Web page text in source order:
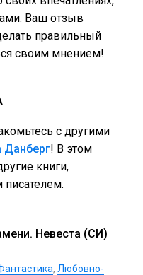
Ваш отзыв
правильный
своим мнением!
с другими
Данберг! В этом
книги,
Невеста (СИ)
, Любовно-